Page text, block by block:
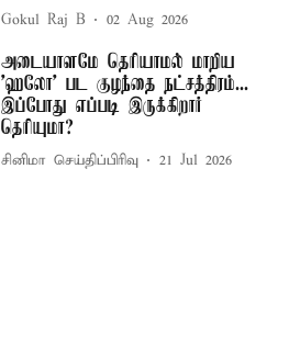
Gokul Raj B 02 Aug 2026
அடையாளமே தெரியாமல் மாறிய
'ஹலோ' பட குழந்தை நட்சத்திரம்...
இப்போது எப்படி இருக்கிறார்
தெரியுமா?
சினிமா செய்திப்பிரிவு 21 Jul 2026